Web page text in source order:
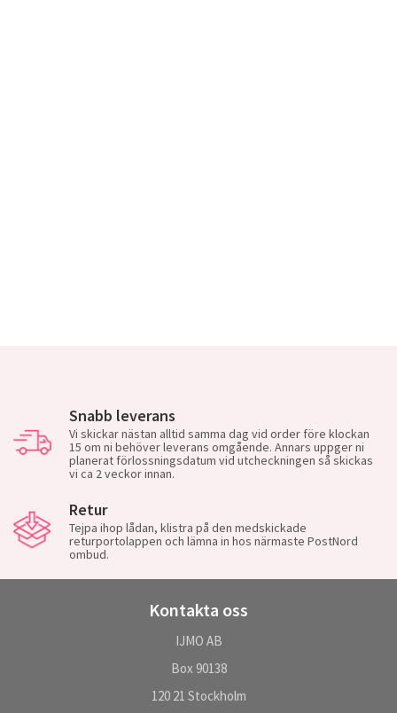
Snabb leverans
Vi skickar nästan alltid samma dag vid order före klockan
15 om ni behöver leverans omgående. Annars uppger ni
planerat förlossningsdatum vid utcheckningen så skickas
vi ca 2 veckor innan.
Retur
Tejpa ihop lådan, klistra på den medskickade
returportolappen och lämna in hos närmaste PostNord
ombud.
Kontakta oss
IJMO AB
Box 90138
120 21 Stockholm